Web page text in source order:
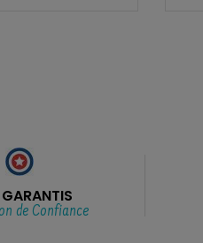
de Confiance